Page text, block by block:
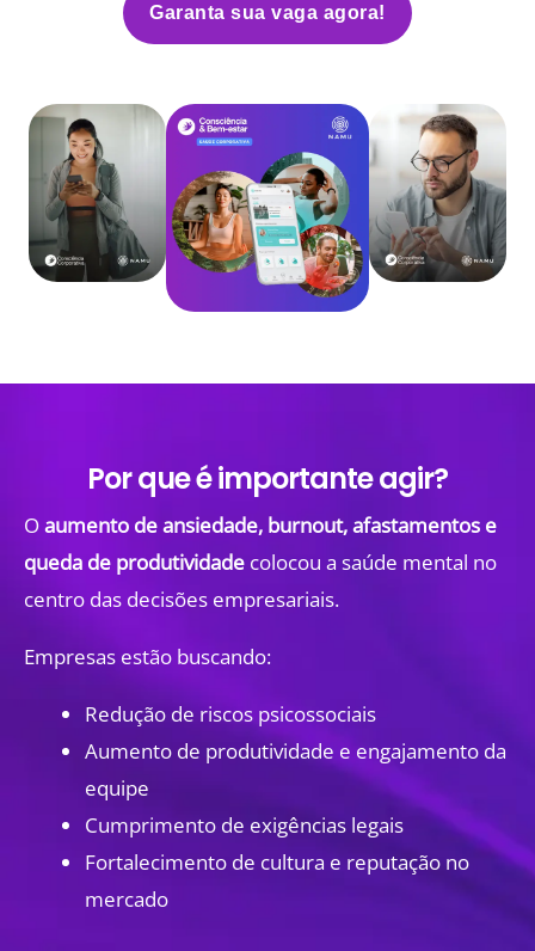
Garanta sua vaga agora!
Por que é importante agir?
Oaumento de ansiedade, burnout, afastamentos e
queda de produtividade colocou a saúde mental no
centro das decisões empresariais.
Empresas estão buscando:
Redução de riscos psicossociais
Aumento de produtividade e engajamento da
equipe
Cumprimento de exigências legais
Fortalecimento de cultura e reputação no
mercado